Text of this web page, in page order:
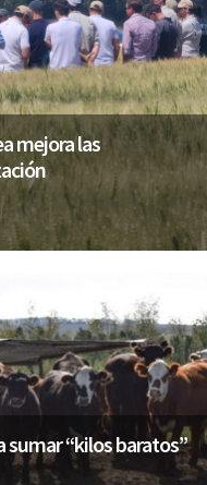
mejora las
sumar “kilos baratos”